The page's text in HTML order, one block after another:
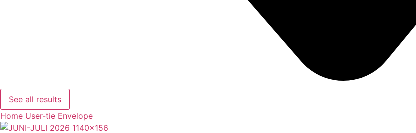
See all results
Home User-tie Envelope